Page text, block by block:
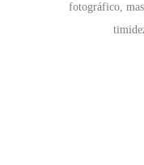
fotográfico,